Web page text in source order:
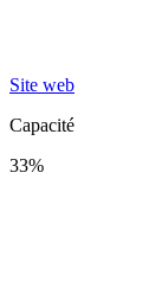
Site web
Capacité
33%